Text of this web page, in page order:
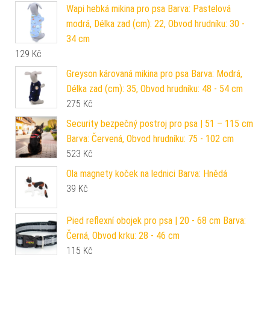
Wapi hebká mikina pro psa Barva: Pastelová
modrá, Délka zad (cm): 22, Obvod hrudníku: 30 -
34 cm
129 Kč
Greyson károvaná mikina pro psa Barva: Modrá,
Délka zad (cm): 35, Obvod hrudníku: 48 - 54 cm
275 Kč
Security bezpečný postroj pro psa | 51 – 115 cm
Barva: Červená, Obvod hrudníku: 75 - 102 cm
523 Kč
Ola magnety koček na lednici Barva: Hnědá
39 Kč
Pied reflexní obojek pro psa | 20 - 68 cm Barva:
Černá, Obvod krku: 28 - 46 cm
115 Kč